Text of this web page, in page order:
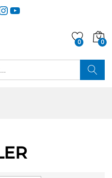
YouTube
0 0